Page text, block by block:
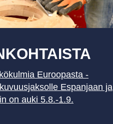
Euroopasta -
Espanjaan ja
on auki 5.8.-1.9.